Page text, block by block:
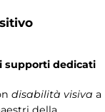
supporti dedicati
disabilità visiva a